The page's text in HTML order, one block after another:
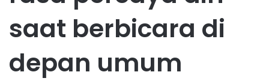
saat berbicara di
depan umum